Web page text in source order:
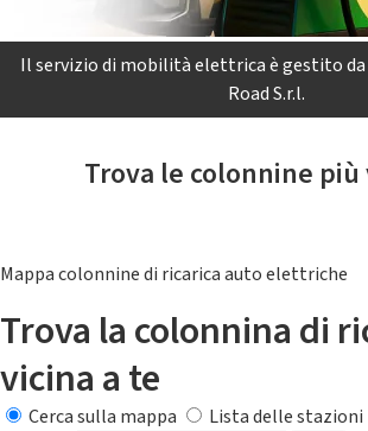
Il servizio di mobilità elettrica è gestito da
Road S.r.l.
Trova le colonnine
Mappa colonnine di ricarica auto elettriche
Trova la colonnina di
vicina a te
Cerca sulla mappa
Lista delle stazioni